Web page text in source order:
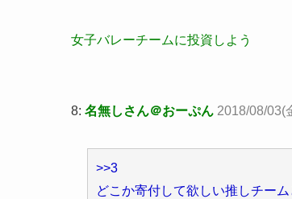
女子バレーチームに投資しよう
8: 名無しさん＠おーぷん 2018/08/03(
>>3
どこか寄付して欲しい推しチーム